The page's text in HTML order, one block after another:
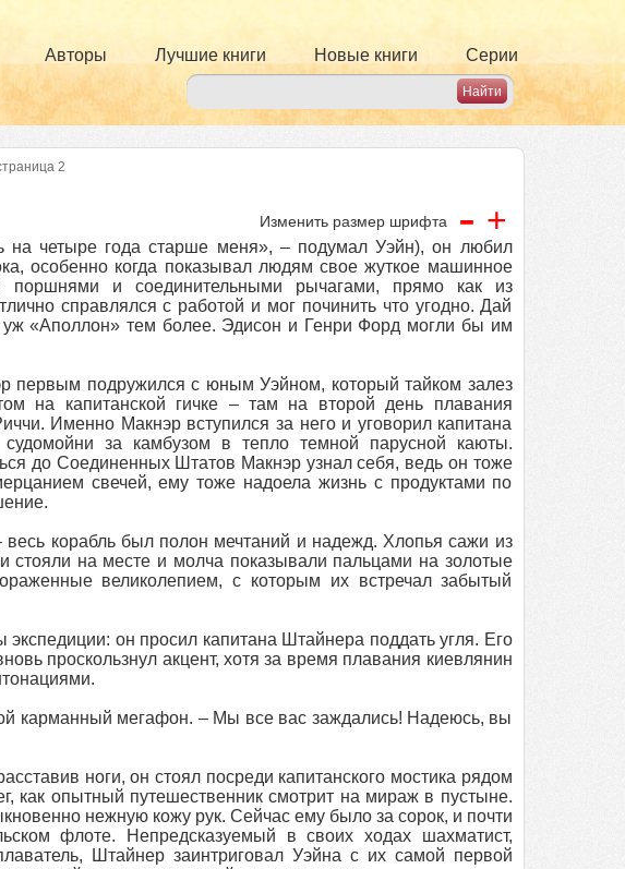
Авторы Лучшие книги Новые книги Серии
2
Изменить размер шрифта - +
на четыре года старше меня», – подумал Уэйн), он любил
особенно когда показывал людям свое жуткое машинное
поршнями и соединительными рычагами, прямо как из
справлялся с работой и мог починить что угодно. Дай
«Аполлон» тем более. Эдисон и Генри Форд могли бы им
первым подружился с юным Уэйном, который тайком залез
на капитанской гичке – там на второй день плавания
Именно Макнэр вступился за него и уговорил капитана
за камбузом в тепло темной парусной каюты.
до Соединенных Штатов Макнэр узнал себя, ведь он тоже
свечей, ему тоже надоела жизнь с продуктами по
корабль был полон мечтаний и надежд. Хлопья сажи из
на месте и молча показывали пальцами на золотые
великолепием, с которым их встречал забытый
он просил капитана Штайнера поддать угля. Его
проскользнул акцент, хотя за время плавания киевлянин
карманный мегафон. – Мы все вас заждались! Надеюсь, вы
ноги, он стоял посреди капитанского мостика рядом
как опытный путешественник смотрит на мираж в пустыне.
нежную кожу рук. Сейчас ему было за сорок, и почти
флоте. Непредсказуемый в своих ходах шахматист,
Штайнер заинтриговал Уэйна с их самой первой